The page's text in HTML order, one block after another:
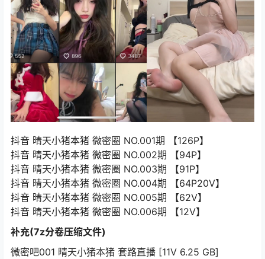
抖音 晴天小猪本猪 微密圈 NO.001期 【126P】
抖音 晴天小猪本猪 微密圈 NO.002期 【94P】
抖音 晴天小猪本猪 微密圈 NO.003期 【91P】
抖音 晴天小猪本猪 微密圈 NO.004期 【64P20V】
抖音 晴天小猪本猪 微密圈 NO.005期 【62V】
抖音 晴天小猪本猪 微密圈 NO.006期 【12V】
补充(7z分卷压缩文件)
微密吧001 晴天小猪本猪 套路直播 [11V 6.25 GB]